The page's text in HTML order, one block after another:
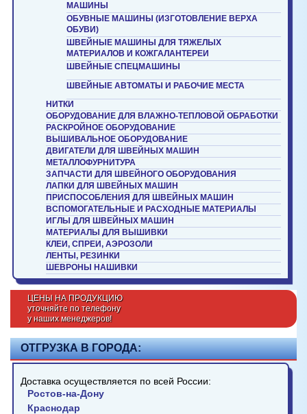
МАШИНЫ
ОБУВНЫЕ МАШИНЫ (ИЗГОТОВЛЕНИЕ ВЕРХА
ОБУВИ)
ШВЕЙНЫЕ МАШИНЫ ДЛЯ ТЯЖЕЛЫХ
МАТЕРИАЛОВ И КОЖГАЛАНТЕРЕИ
ШВЕЙНЫЕ СПЕЦМАШИНЫ
ШВЕЙНЫЕ АВТОМАТЫ И РАБОЧИЕ МЕСТА
НИТКИ
ОБОРУДОВАНИЕ ДЛЯ ВЛАЖНО-ТЕПЛОВОЙ ОБРАБОТКИ
РАСКРОЙНОЕ ОБОРУДОВАНИЕ
ВЫШИВАЛЬНОЕ ОБОРУДОВАНИЕ
ДВИГАТЕЛИ ДЛЯ ШВЕЙНЫХ МАШИН
МЕТАЛЛОФУРНИТУРА
ЗАПЧАСТИ ДЛЯ ШВЕЙНОГО ОБОРУДОВАНИЯ
ЛАПКИ ДЛЯ ШВЕЙНЫХ МАШИН
ПРИСПОСОБЛЕНИЯ ДЛЯ ШВЕЙНЫХ МАШИН
ВСПОМОГАТЕЛЬНЫЕ И РАСХОДНЫЕ МАТЕРИАЛЫ
ИГЛЫ ДЛЯ ШВЕЙНЫХ МАШИН
МАТЕРИАЛЫ ДЛЯ ВЫШИВКИ
КЛЕИ, СПРЕИ, АЭРОЗОЛИ
ЛЕНТЫ, РЕЗИНКИ
ШЕВРОНЫ НАШИВКИ
ЦЕНЫ НА ПРОДУКЦИЮ
уточняйте по телефону
у наших менеджеров!
ОТГРУЗКА В ГОРОДА:
Доставка осуществляется по всей России:
Ростов-на-Дону
Краснодар